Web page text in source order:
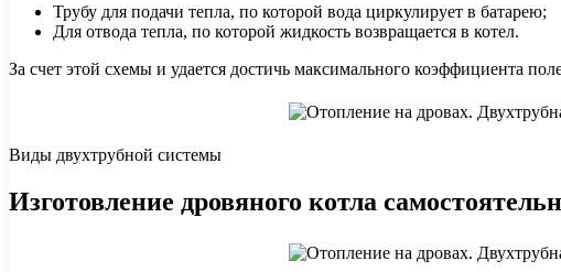
Трубу для подачи тепла, по которой вода циркулирует в батарею;
Для отвода тепла, по которой жидкость возвращается в котел.
За счет этой схемы и удается достичь максимального коэффициента
Виды двухтрубной системы
Изготовление дровяного котла